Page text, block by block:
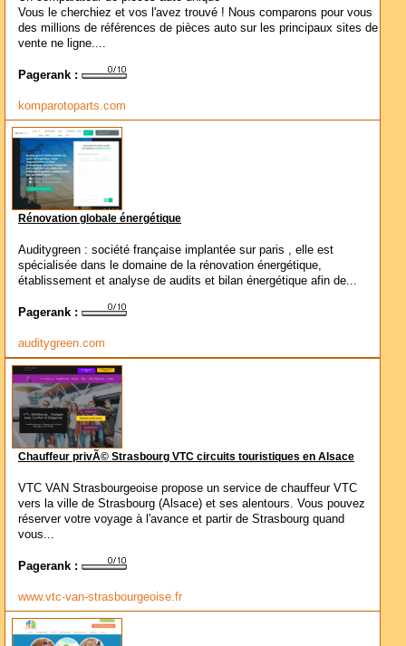
Vous le cherchiez et vos l'avez trouvé ! Nous comparons pour vous
des millions de références de pièces auto sur les principaux sites de
vente ne ligne....
Pagerank :
komparotoparts.com
Rénovation globale énergétique
Auditygreen : société française implantée sur paris , elle est
spécialisée dans le domaine de la rénovation énergétique,
établissement et analyse de audits et bilan énergétique afin de...
Pagerank :
auditygreen.com
Chauffeur privÃ© Strasbourg VTC circuits touristiques en Alsace
VTC VAN Strasbourgeoise propose un service de chauffeur VTC
vers la ville de Strasbourg (Alsace) et ses alentours. Vous pouvez
réserver votre voyage à l'avance et partir de Strasbourg quand
vous...
Pagerank :
www.vtc-van-strasbourgeoise.fr